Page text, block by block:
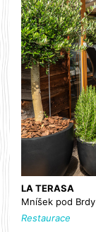
LA TERASA
Mníšek pod Brdy
Restaurace